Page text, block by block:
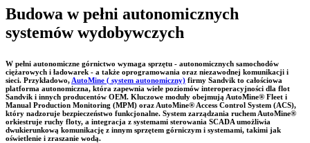
Budowa w pełni autonomicznych
systemów wydobywczych
W pełni autonomiczne górnictwo wymaga sprzętu - autonomicznych samochodów
ciężarowych i ładowarek - a także oprogramowania oraz niezawodnej komunikacji i
sieci. Przykładowo, AutoMine ( system autonomiczny) firmy Sandvik to całościowa
platforma autonomiczna, która zapewnia wiele poziomów interoperacyjności dla flot
Sandvik i innych producentów OEM. Kluczowe moduły obejmują AutoMine® Fleet i
Manual Production Monitoring (MPM) oraz AutoMine® Access Control System (ACS),
który nadzoruje bezpieczeństwo funkcjonalne. System zarządzania ruchem AutoMine®
orkiestruje ruchy floty, a integracja z systemami sterowania SCADA umożliwia
dwukierunkową komunikację z innym sprzętem górniczym i systemami, takimi jak
oświetlenie i zraszanie wodą.